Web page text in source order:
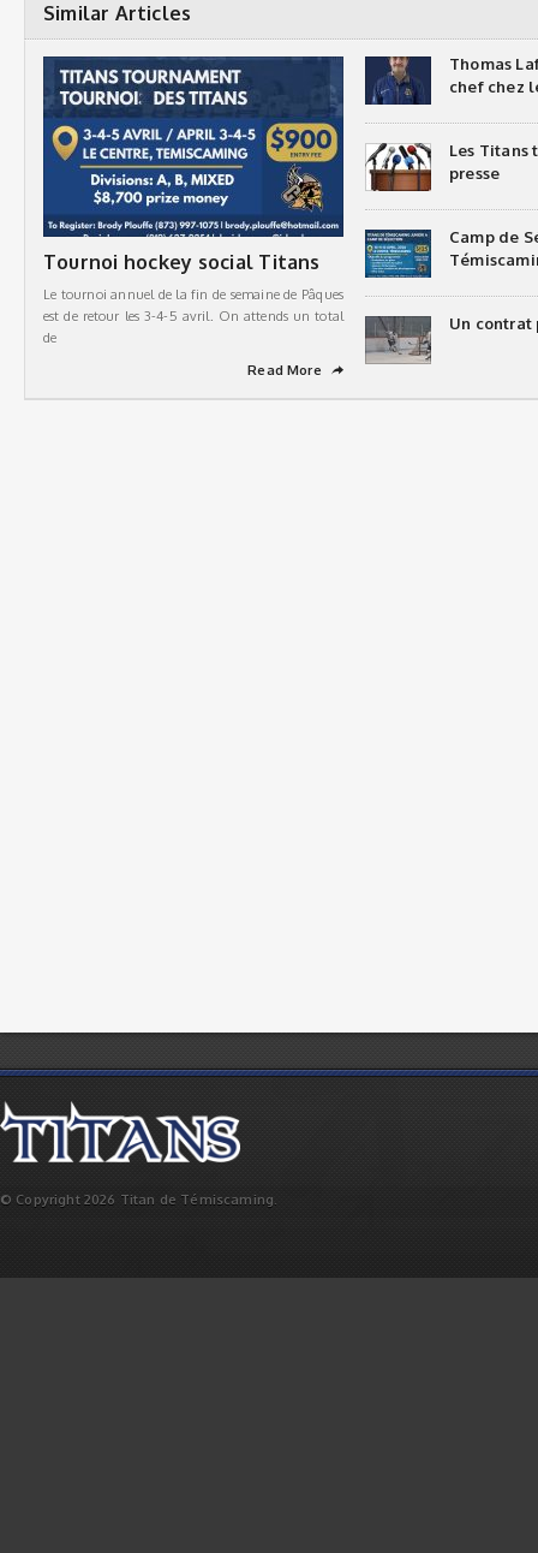
Similar Articles
Tournoi hockey social Titans
Le tournoi annuel de la fin de semaine de Pâques
est de retour les 3-4-5 avril. On attends un total
de
Read More
➦
Thomas
chef chez
Les Titans
presse
Camp de
Un contrat
© Copyright 2026 Titan de Témiscaming.